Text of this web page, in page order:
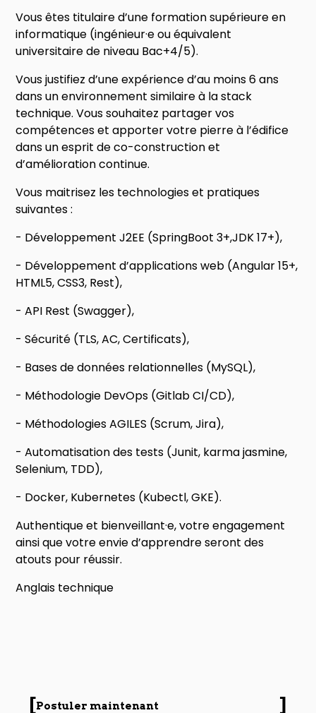
Vous êtes titulaire d’une formation supérieure en
informatique (ingénieur·e ou équivalent
universitaire de niveau Bac+4/5).
Vous justifiez d’une expérience d’au moins 6 ans
dans un environnement similaire à la stack
technique. Vous souhaitez partager vos
compétences et apporter votre pierre à l’édifice
dans un esprit de co-construction et
d’amélioration continue.
Vous maitrisez les technologies et pratiques
suivantes :
- Développement J2EE (SpringBoot 3+,JDK 17+),
- Développement d’applications web (Angular 15+,
HTML5, CSS3, Rest),
- API Rest (Swagger),
- Sécurité (TLS, AC, Certificats),
- Bases de données relationnelles (MySQL),
- Méthodologie DevOps (Gitlab CI/CD),
- Méthodologies AGILES (Scrum, Jira),
- Automatisation des tests (Junit, karma jasmine,
Selenium, TDD),
- Docker, Kubernetes (Kubectl, GKE).
Authentique et bienveillant·e, votre engagement
ainsi que votre envie d’apprendre seront des
atouts pour réussir.
Anglais technique
Postuler maintenant